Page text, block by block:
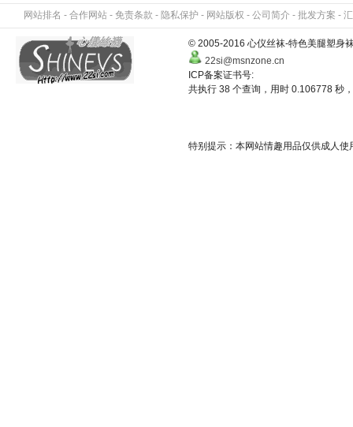
网站排名 - 合作网站 - 免责条款 - 隐私保护 - 网站版权 - 公司简介 - 批发方案 -
© 2005-2016 心仪丝袜-特色美腿塑身
22si@msnzone.cn
ICP备案证书号:
共执行 38 个查询，用时 0.106778 秒
特别提示：本网站情趣用品仅供成人